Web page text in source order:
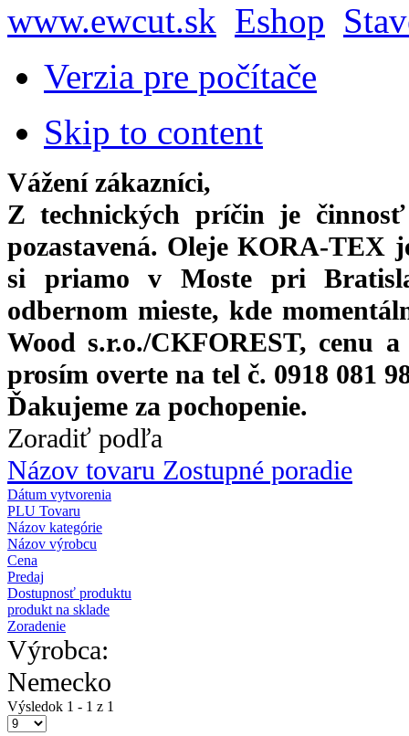
www.ewcut.sk Eshop
Verzia pre počítače
Skip to content
Vážení zákazníci,
Z technických príčin je činnosť
pozastavená. Oleje KORA-TEX
si priamov Moste pri
odbernom mieste, kde
Wood s.r.o./CKFOREST, cenu
prosím overte na tel č. 0918 081
Ďakujeme za pochopenie.
Zoradiť podľa
Názov tovaru Zostupné poradie
Dátum vytvorenia
PLU Tovaru
Názov kategórie
Názov výrobcu
Cena
Predaj
Dostupnosť produktu
produkt na sklade
Zoradenie
Výrobca:
Nemecko
Výsledok 1 - 1 z 1